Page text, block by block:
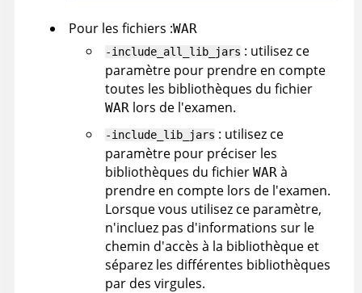
Pour les fichiers :WAR
-include_all_lib_jars : utilisez ce
paramètre pour prendre en compte
toutes les bibliothèques du fichier
WAR lors de l'examen.
-include_lib_jars : utilisez ce
paramètre pour préciser les
bibliothèques du fichier WAR à
prendre en compte lors de l'examen.
Lorsque vous utilisez ce paramètre,
n'incluez pas d'informations sur le
chemin d'accès à la bibliothèque et
séparez les différentes bibliothèques
par des virgules.